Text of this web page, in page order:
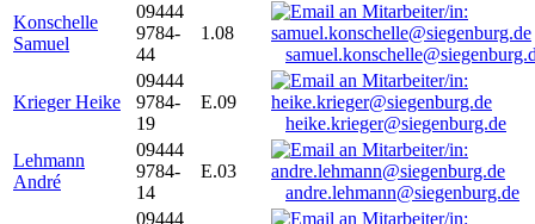
Konschelle
Samuel
09444
9784-
44
1.08
Krieger Heike
09444
9784-
19
E.09
heike.krieger@siegenburg.de
Lehmann
André
09444
9784-
14
E.03
andre.lehmann@siegenburg.de
09444